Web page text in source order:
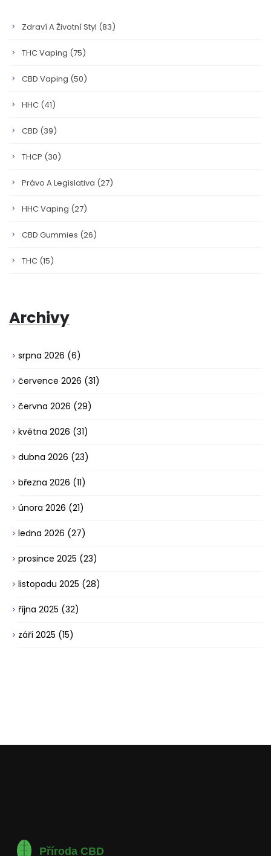
Zdraví A Životní Styl (83)
THC Vaping (75)
CBD Vaping (50)
HHC (41)
CBD (39)
THCP (30)
Právo A Legislativa (27)
HHC Vaping (27)
CBD Gummies (26)
THC (15)
Archivy
srpna 2026 (6)
července 2026 (31)
června 2026 (29)
května 2026 (31)
dubna 2026 (23)
března 2026 (11)
února 2026 (21)
ledna 2026 (27)
prosince 2025 (23)
listopadu 2025 (28)
října 2025 (32)
září 2025 (15)